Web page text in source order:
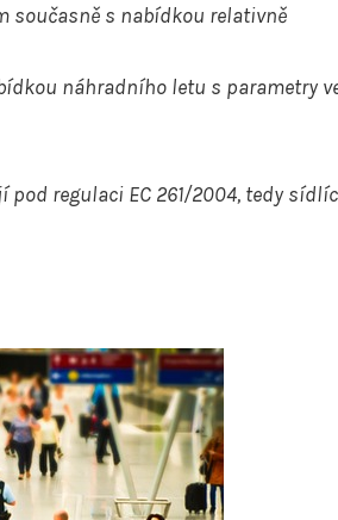
současně s nabídkou relativně
náhradního letu s parametry
regulaci EC 261/2004, tedy